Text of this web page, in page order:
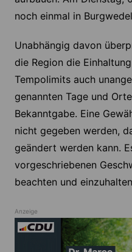
noch einmal in
Unabhängig davon
die Region die
Tempolimits auch
genannten Tage und
Bekanntgabe. Eine
nicht gegeben werden,
geändert werden kann.
vorgeschriebenen
beachten und
Anzeige